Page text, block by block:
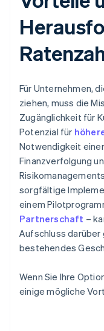
Für Unternehmen,
ziehen, muss die
Zugänglichkeit für
Potenzial für
Notwendigkeit
Finanzverfolgung
sorgfältige
einem
Partnerschaft –
Aufschluss darüber
bestehendes
Wenn Sie Ihre
einige mögliche